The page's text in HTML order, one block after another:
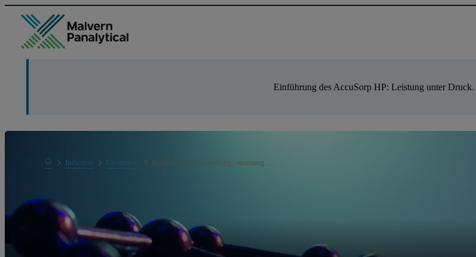
Einführung des AccuSorp HP: Leistung unter Druck.
HomeIndustrie Cleantech Kohlenstoffabscheidung, -nutzung ...